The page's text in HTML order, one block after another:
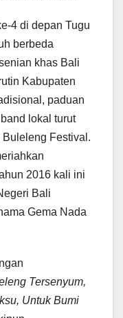
4 di depan Tugu
berbeda
khas Bali
Kabupaten
paduan
lokal turut
Festival.
2016 kali ini
Bali
Gema Nada
Tersenyum,
Untuk Bumi